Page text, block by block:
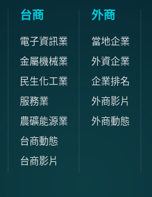
台商
電子資訊業
金屬機械業
民生化工業
服務業
農礦能源業
台商動態
台商影片
外商
當地企業
外資企業
企業排名
外商影片
外商動態